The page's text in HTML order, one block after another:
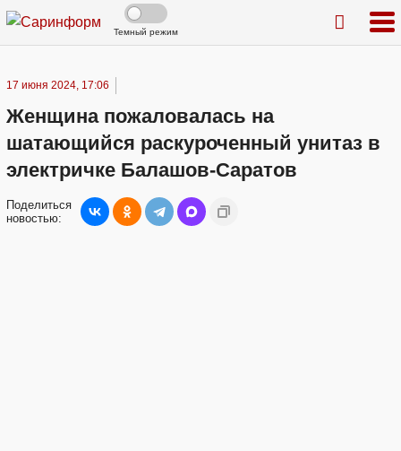
Темный режим
17 июня 2024, 17:06
Женщина пожаловалась на
шатающийся раскуроченный унитаз в
электричке Балашов-Саратов
Поделиться
новостью: